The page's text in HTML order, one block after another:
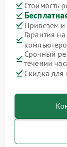
Стоимость
Привезем
Гарантия
Срочный
течении
Скидка для